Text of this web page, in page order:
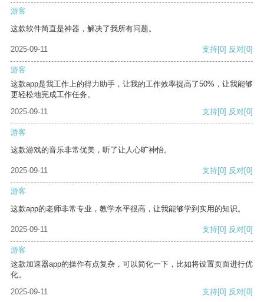
游客
这款软件简直是神器，解决了我所有问题。
2025-09-11 支持[0] 反对[0]
游客
这款app是我工作上的得力助手，让我的工作效率提高了50%，让我能够
更轻松地完成工作任务。
2025-09-11
支持[0] 反对[0]
游客
这款游戏的音乐非常优美，听了让人心旷神怡。
2025-09-11 支持[0] 反对[0]
游客
这款app的老师非常专业，教学水平很高，让我能够学到实用的知识。
2025-09-11 支持[0] 反对[0]
游客
这款加速器app的操作有点复杂，可以简化一下，比如将设置页面进行优
化。
2025-09-11
支持[0] 反对[0]